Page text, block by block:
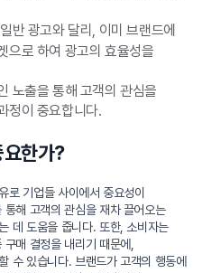
반 광고와 달리, 이미 브랜드에
으로 하여 광고의 효율성을
노출을 통해 고객의 관심을
정이 중요합니다.
한가?
로 기업들 사이에서 중요성이
해 고객의 관심을 재차 끌어오는
데 도움을 줍니다. 또한, 소비자는
매 결정을 내리기 때문에,
수 있습니다. 브랜드가 고객의 행동에